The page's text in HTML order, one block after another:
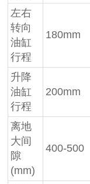
左右
转向
油缸
行程
180mm
升降
油缸
行程
200mm
离地
大间
隙
(mm)
400-500